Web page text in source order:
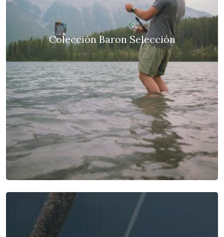
Colección Baron Selección